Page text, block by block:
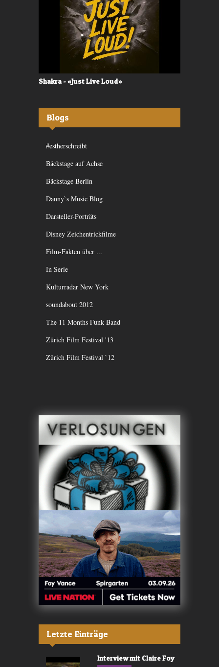
Shakra - «Just Live Loud»
Blogs
#estherschreibt
Bäckstage auf Achse
Bäckstage Berlin
Danny`s Music Blog
Darsteller-Porträts
Disney Zeichentrickfilme
Film-Fakten über ...
In Serie
Kulturradar New York
soundabout 2012
The 11 Months Funk Band
Zürich Film Festival '13
Zürich Film Festival `12
Letzte Einträge
Interview mit Claire Foy